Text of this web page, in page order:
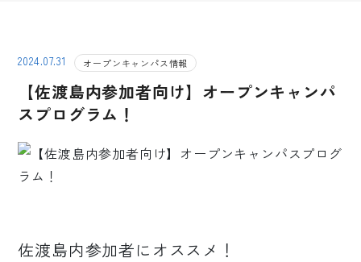
2024.07.31 オープンキャンパス情報
【佐渡島内参加者向け】オープンキャンパ
スプログラム！
佐渡島内参加者にオススメ！